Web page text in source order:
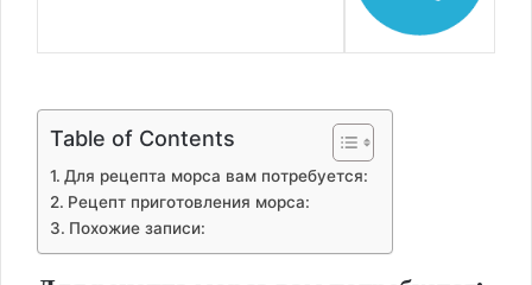
Table of Contents
Для рецепта морса вам потребуется:
Рецепт приготовления морса:
Похожие записи: